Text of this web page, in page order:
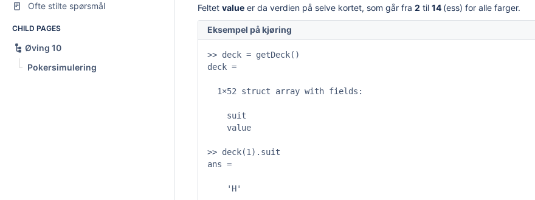
Ofte stilte spørsmål
CHILD PAGES
Øving 10
Pokersimulering
Feltet value er da verdien på selve kortet, som går fra 2 til 14 (ess) for alle farger.
Eksempel på kjøring
>> deck = getDeck()
deck =
  1×52 struct array with fields:
    suit
    value
>> deck(1).suit
ans =
    'H'